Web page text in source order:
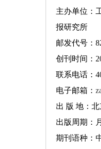
主办单位：
报研究所
邮发代号：
创刊时间：
联系电话：
电子邮箱：
出 版 地：
出版周期：
期刊语种：